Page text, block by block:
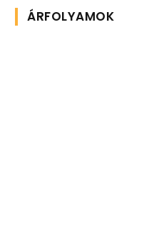
ÁRFOLYAMOK